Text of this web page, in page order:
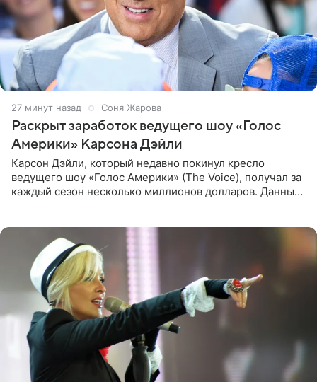
28 минут назад Соня Жарова
Раскрыт заработок ведущего шоу «Голос
Америки» Карсона Дэйли
Карсон Дэйли, который недавно покинул кресло
ведущего шоу «Голос Америки» (The Voice), получал за
каждый сезон несколько миллионов долларов. Данные